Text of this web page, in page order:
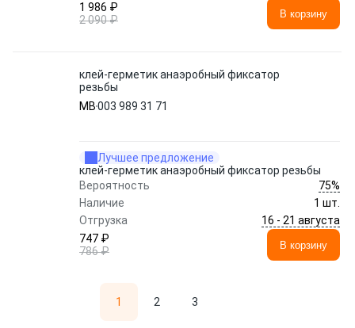
1 986 ₽
2 090 ₽
В корзину
клей-герметик анаэробный фиксатор
резьбы
MB003 989 31 71
Лучшее предложение
клей-герметик анаэробный фиксатор резьбы
Вероятность
75%
Наличие
1 шт.
Отгрузка
16 - 21 августа
747 ₽
786 ₽
В корзину
1 2 3